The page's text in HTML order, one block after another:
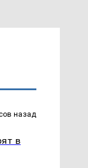
назад
в